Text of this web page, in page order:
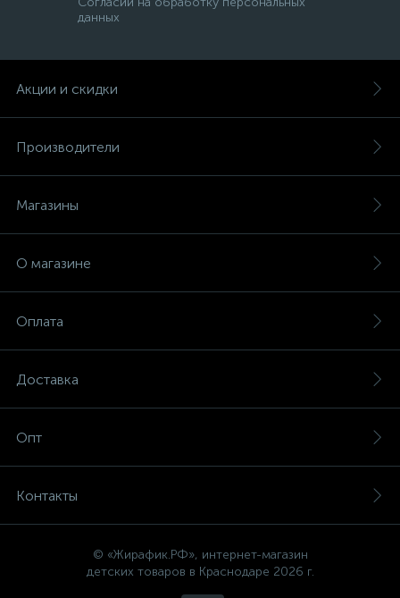
данных
Акции и скидки
Производители
Магазины
О магазине
Оплата
Доставка
Опт
Контакты
© «Жирафик.РФ», интернет-магазин
детских товаров в Краснодаре 2026 г.